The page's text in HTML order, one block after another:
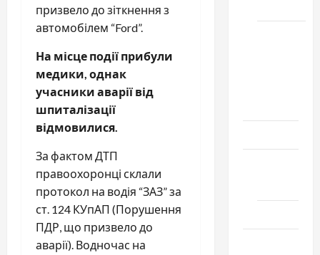
призвело до зіткнення з
автомобілем “Ford”.
На місце події прибули
медики, однак
учасники аварії від
шпиталізації
відмовилися.
За фактом ДТП
правоохоронці склали
протокол на водія “ЗАЗ” за
ст. 124 КУпАП (Порушення
ПДР, що призвело до
аварії). Водночас на